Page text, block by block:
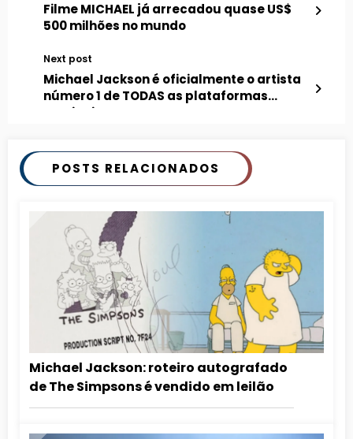
Filme MICHAEL já arrecadou quase US$
500 milhões no mundo
Next post
Michael Jackson é oficialmente o artista
número 1 de TODAS as plataformas
musicais
POSTS RELACIONADOS
Michael Jackson: roteiro autografado
de The Simpsons é vendido em leilão